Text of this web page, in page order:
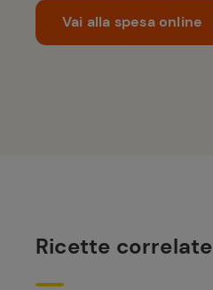
Vai alla spesa online
Ricette correlate